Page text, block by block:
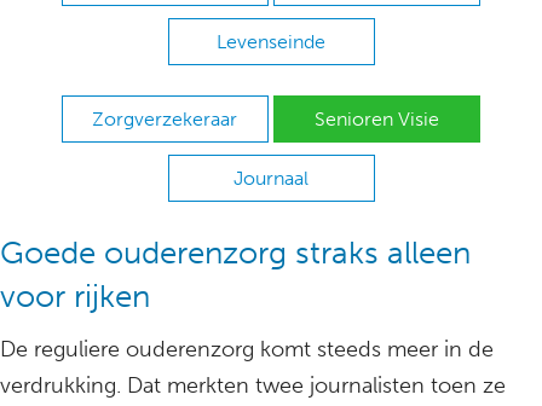
Levenseinde
Zorgverzekeraar Senioren Visie
Journaal
Goede ouderenzorg straks alleen
voor rijken
De reguliere ouderenzorg komt steeds meer in de
verdrukking. Dat merkten twee journalisten toen ze